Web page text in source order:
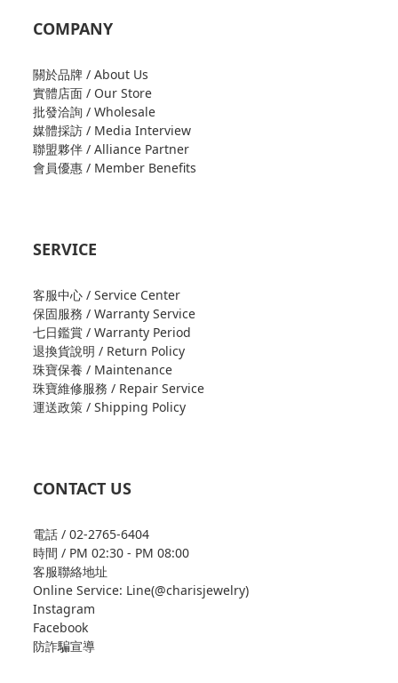
COMPANY
關於品牌 / About Us
實體店面 / Our Store
批發洽詢 / Wholesale
媒體採訪 / Media Interview
聯盟夥伴 / Alliance Partner
會員優惠 / Member Benefits
SERVICE
客服中心 / Service Center
保固服務 / Warranty Service
七日鑑賞 / Warranty Period
退換貨說明 / Return Policy
珠寶保養 / Maintenance
珠寶維修服務 / Repair Service
運送政策 / Shipping Policy
CONTACT US
電話 / 02-2765-6404
時間 / PM 02:30 - PM 08:00
客服聯絡地址
Online Service: Line(@charisjewelry)
Instagram
Facebook
防詐騙宣導